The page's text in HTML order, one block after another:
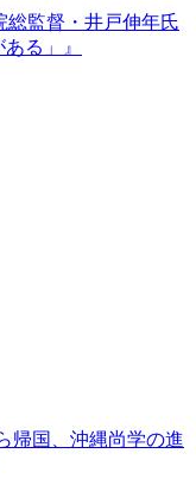
総監督・井戸伸年氏
る」』
帰国、沖縄尚学の進